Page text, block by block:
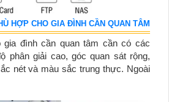
HỢP CHO GIA ĐÌNH CẦN QUAN TÂM
gia đình cần quan tâm cần có các
phân giải cao, góc quan sát rộng,
nét và màu sắc trung thực. Ngoài